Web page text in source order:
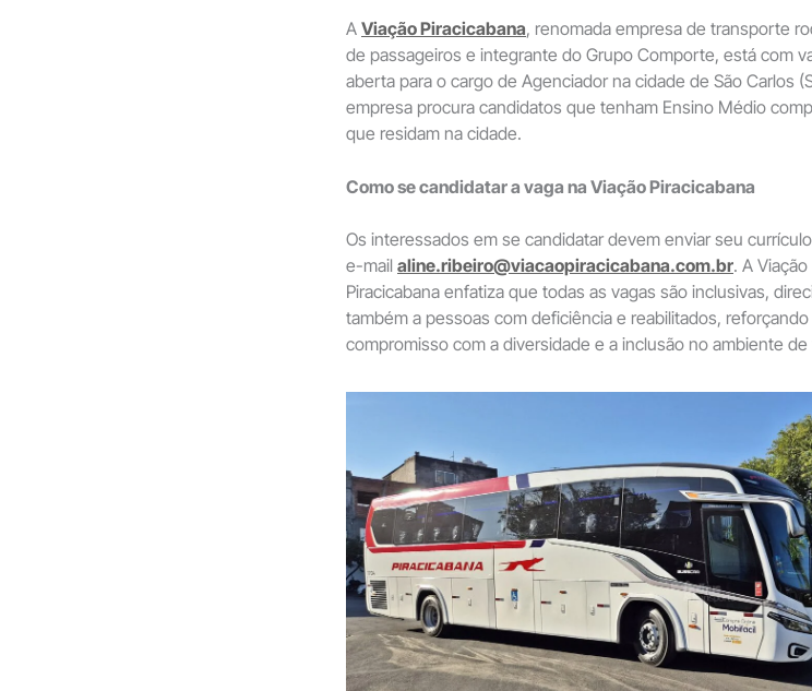
A Viação Piracicabana, renomada empresa de transporte
de passageiros e integrante do Grupo Comporte, está com
aberta para o cargo de Agenciador na cidade de São Carlos
empresa procura candidatos que tenham Ensino Médio
que residam na cidade.
Como se candidatar a vaga na Viação Piracicabana
Os interessados em se candidatar devem enviar seu
e-mail aline.ribeiro@viacaopiracicabana.com.br. A Viação
Piracicabana enfatiza que todas as vagas são inclusivas,
também a pessoas com deficiência e reabilitados,
compromisso com a diversidade e a inclusão no ambiente de